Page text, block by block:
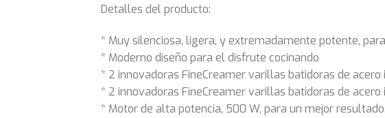
Detalles del producto:
* Muy silenciosa, ligera, y extremadamente potente,
* Moderno diseño para el disfrute cocinando
* 2 innovadoras FineCreamer varillas batidoras de
* 2 innovadoras FineCreamer varillas batidoras de
* Motor de alta potencia, 500 W, para un mejor resultado.